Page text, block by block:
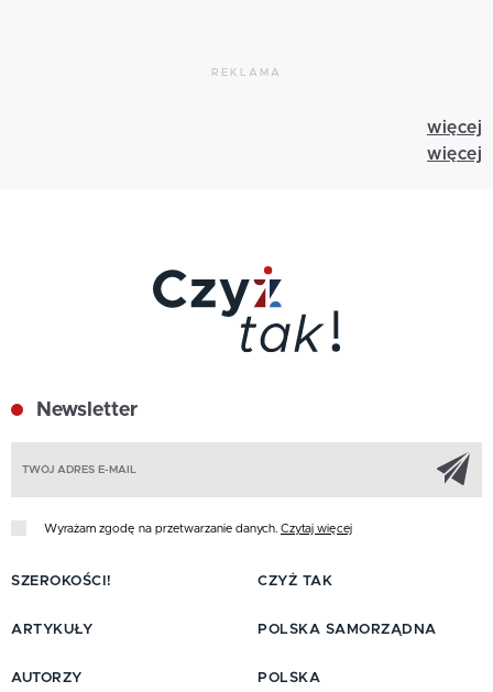
REKLAMA
więcej
więcej
Newsletter
Wyrażam zgodę na przetwarzanie danych. Czytaj więcej
SZEROKOŚCI!
ARTYKUŁY
AUTORZY
CZYŻ TAK
POLSKA SAMORZĄDNA
POLSKA